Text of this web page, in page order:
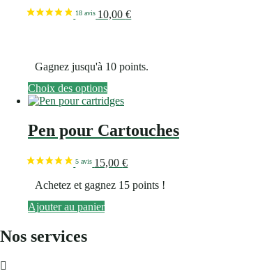
10,00€
Gagnez jusqu'à 10 points.
Choix des optionsCe
produit
plusieurs
variations.
options
être
Pen pour Cartouches
15,00€
Achetez et gagnez 15 points !
Ajouter au panier
Nos services